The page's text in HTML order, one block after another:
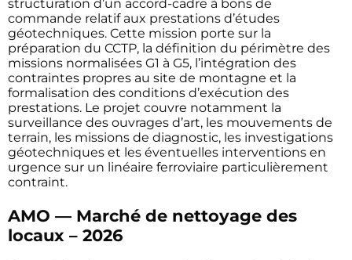
structuration d’un accord-cadre à bons de
commande relatif aux prestations d’études
géotechniques. Cette mission porte sur la
préparation du CCTP, la définition du périmètre des
missions normalisées G1 à G5, l’intégration des
contraintes propres au site de montagne et la
formalisation des conditions d’exécution des
prestations. Le projet couvre notamment la
surveillance des ouvrages d’art, les mouvements de
terrain, les missions de diagnostic, les investigations
géotechniques et les éventuelles interventions en
urgence sur un linéaire ferroviaire particulièrement
contraint.
AMO — Marché de nettoyage des
locaux – 2026